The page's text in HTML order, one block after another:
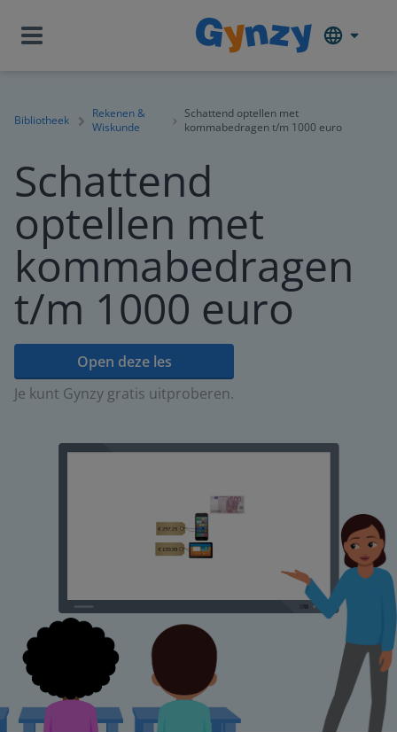
Bibliotheek
Rekenen &
Wiskunde
Schattend optellen met
kommabedragen t/m 1000 euro
Schattend
optellen met
kommabedragen
t/m 1000 euro
Open deze les
Je kunt Gynzy gratis uitproberen.